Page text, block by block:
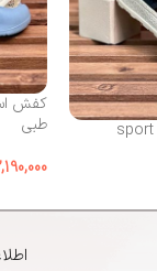
کفش
طبی